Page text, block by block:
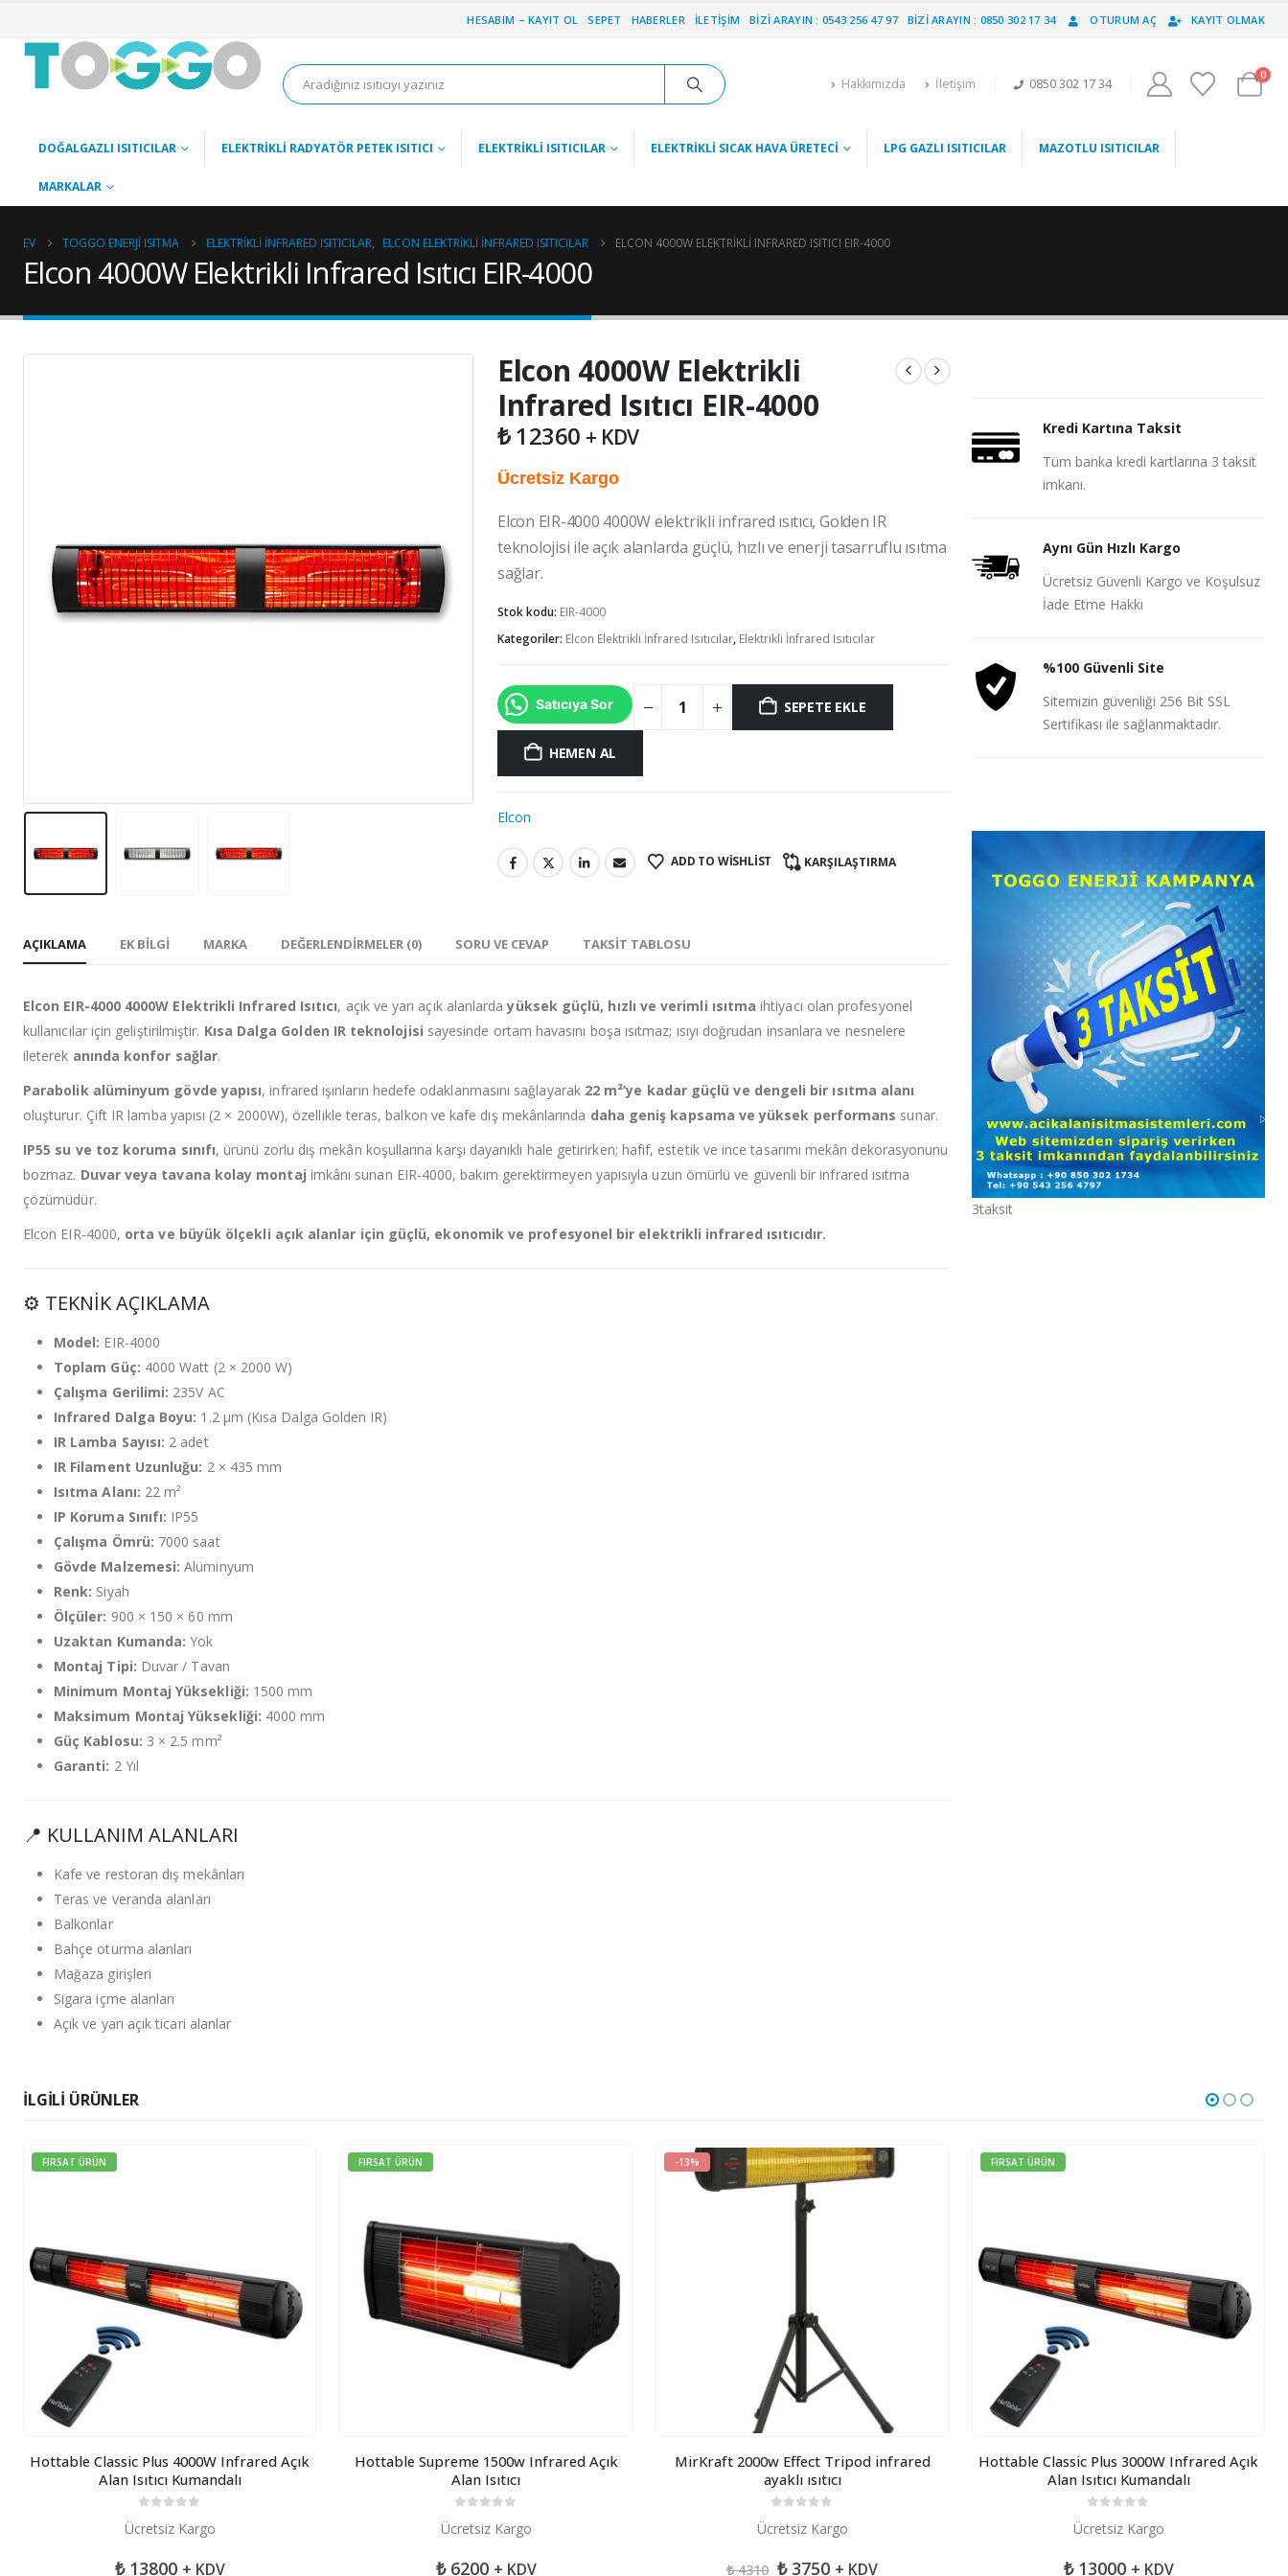
HESABIM – KAYIT OL SEPET HABERLER İLETIŞIM BIZI ARAYIN : 0543 256 47 97 BIZI ARAYIN : 0850 302 17 34 OTURUM AÇ KAYIT OLMAK
Hakkımızda İletişim 0850 302 17 34
0
DOĞALGAZLI ISITICILAR ELEKTRIKLI RADYATÖR PETEK ISITICI ELEKTRIKLI ISITICILAR ELEKTRIKLI SICAK HAVA ÜRETECI LPG GAZLI ISITICILAR MAZOTLU ISITICILAR
MARKALAR
EV TOGGO ENERJI ISITMA ELEKTRIKLI İNFRARED ISITICILAR, ELCON ELEKTRIKLI İNFRARED ISITICILAR ELCON 4000W ELEKTRIKLI INFRARED ISITICI EIR-4000
Elcon 4000W Elektrikli Infrared Isıtıcı EIR-4000
Elcon 4000W Elektrikli
Infrared Isıtıcı EIR-4000
₺12360 + KDV
Ücretsiz Kargo
Elcon EIR-4000 4000W elektrikli infrared ısıtıcı, Golden IR
teknolojisi ile açık alanlarda güçlü, hızlı ve enerji tasarruflu ısıtma
sağlar.
Stok kodu: EIR-4000
Kategoriler: Elcon Elektrikli İnfrared Isıtıcılar, Elektrikli İnfrared Isıtıcılar
Satıcıya Sor SEPETE EKLE
HEMEN AL
Elcon
ADD TO WISHLIST KARŞILAŞTIRMA
AÇIKLAMA EK BILGI MARKA DEĞERLENDIRMELER (0) SORU VE CEVAP TAKSIT TABLOSU
Elcon EIR-4000 4000W Elektrikli Infrared Isıtıcı, açık ve yarı açık alanlardayüksek güçlü, hızlı ve verimli ısıtma ihtiyacı olan profesyonel
kullanıcılar için geliştirilmiştir. Kısa Dalga Golden IR teknolojisi sayesinde ortam havasını boşa ısıtmaz; ısıyı doğrudan insanlara ve nesnelere
ileterek anında konfor sağlar.
Parabolik alüminyum gövde yapısı, infrared ışınların hedefe odaklanmasını sağlayarak 22 m²’ye kadar güçlü ve dengeli bir ısıtma alanı
oluşturur. Çift IR lamba yapısı (2 × 2000W), özellikle teras, balkon ve kafe dış mekânlarında daha geniş kapsama ve yüksek performans sunar.
IP55 su ve toz koruma sınıfı, ürünü zorlu dış mekân koşullarına karşı dayanıklı hale getirirken; hafif, estetik ve ince tasarımı mekân dekorasyonunu
bozmaz. Duvar veya tavana kolay montaj imkânı sunan EIR-4000, bakım gerektirmeyen yapısıyla uzun ömürlü ve güvenli bir infrared ısıtma
çözümüdür.
Elcon EIR-4000, orta ve büyük ölçekli açık alanlar için güçlü, ekonomik ve profesyonel bir elektrikli infrared ısıtıcıdır.
⚙️ TEKNİK AÇIKLAMA
Model: EIR-4000
Toplam Güç: 4000 Watt (2 × 2000 W)
Çalışma Gerilimi: 235V AC
Infrared Dalga Boyu: 1.2 µm (Kısa Dalga Golden IR)
IR Lamba Sayısı: 2 adet
IR Filament Uzunluğu: 2 × 435 mm
Isıtma Alanı: 22 m²
IP Koruma Sınıfı: IP55
Çalışma Ömrü: 7000 saat
Gövde Malzemesi: Alüminyum
Renk: Siyah
Ölçüler: 900 × 150 × 60 mm
Uzaktan Kumanda: Yok
Montaj Tipi: Duvar / Tavan
Minimum Montaj Yüksekliği: 1500 mm
Maksimum Montaj Yüksekliği: 4000 mm
Güç Kablosu: 3 × 2.5 mm²
Garanti: 2 Yıl
📍 KULLANIM ALANLARI
Kafe ve restoran dış mekânları
Teras ve veranda alanları
Balkonlar
Bahçe oturma alanları
Mağaza girişleri
Sigara içme alanları
Açık ve yarı açık ticari alanlar
Kredi Kartına Taksit
Tüm banka kredi kartlarına 3 taksit
imkanı.
Aynı Gün Hızlı Kargo
Ücretsiz Güvenli Kargo ve Koşulsuz
İade Etme Hakkı
%100 Güvenli Site
Sitemizin güvenliği 256 Bit SSL
Sertifikası ile sağlanmaktadır.
3taksit
İLGILI ÜRÜNLER
FIRSAT ÜRÜN
Hottable Classic Plus 4000W Infrared Açık
Alan Isıtıcı Kumandalı
Ücretsiz Kargo
₺13800 + KDV
FIRSAT ÜRÜN
Hottable Supreme 1500w Infrared Açık
Alan Isıtıcı
Ücretsiz Kargo
₺6200 + KDV
-13%
MirKraft 2000w Effect Tripod infrared
ayaklı ısıtıcı
Ücretsiz Kargo
₺4310 Orijinal
₺3750Şu+ KDV
FIRSAT ÜRÜN
Hottable Classic Plus 3000W Infrared Açık
Alan Isıtıcı Kumandalı
Ücretsiz Kargo
₺13000 + KDV